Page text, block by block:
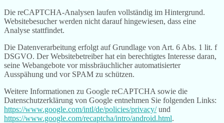
Die reCAPTCHA-Analysen laufen vollständig im Hintergrund.
Websitebesucher werden nicht darauf hingewiesen, dass eine
Analyse stattfindet.
Die Datenverarbeitung erfolgt auf Grundlage von Art. 6 Abs. 1 lit. f
DSGVO. Der Websitebetreiber hat ein berechtigtes Interesse daran,
seine Webangebote vor missbräuchlicher automatisierter
Ausspähung und vor SPAM zu schützen.
Weitere Informationen zu Google reCAPTCHA sowie die
Datenschutzerklärung von Google entnehmen Sie folgenden Links:
https://www.google.com/intl/de/policies/privacy/und
https://www.google.com/recaptcha/intro/android.html.